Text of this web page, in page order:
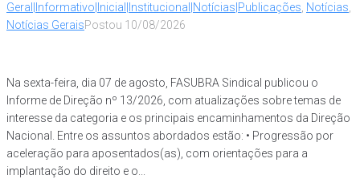
Geral|Informativo|Inicial|Institucional|Notícias|Publicações, Notícias,
Notícias GeraisPostou 10/08/2026
Na sexta-feira, dia 07 de agosto, FASUBRA Sindical publicou o
Informe de Direção nº 13/2026, com atualizações sobre temas de
interesse da categoria e os principais encaminhamentos da Direção
Nacional. Entre os assuntos abordados estão: • Progressão por
aceleração para aposentados(as), com orientações para a
implantação do direito e o...